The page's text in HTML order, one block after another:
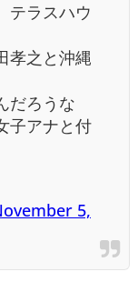
テラスハウ
孝之と沖縄
だろうな
子アナと付
5,